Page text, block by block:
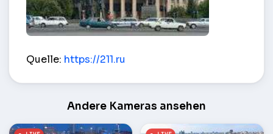
Quelle: https://211.ru
Andere Kameras ansehen